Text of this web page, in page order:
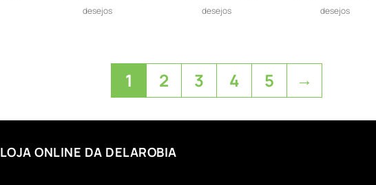
desejos
desejos
desejos
1 2 3 4 5 →
LOJA ONLINE DA DELAROBIA